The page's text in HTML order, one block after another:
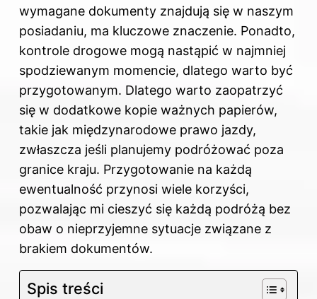
wymagane dokumenty znajdują się w naszym
posiadaniu, ma kluczowe znaczenie. Ponadto,
kontrole drogowe mogą nastąpić w najmniej
spodziewanym momencie, dlatego warto być
przygotowanym. Dlatego warto zaopatrzyć
się w dodatkowe kopie ważnych papierów,
takie jak międzynarodowe prawo jazdy,
zwłaszcza jeśli planujemy podróżować poza
granice kraju. Przygotowanie na każdą
ewentualność przynosi wiele korzyści,
pozwalając mi cieszyć się każdą podróżą bez
obaw o nieprzyjemne sytuacje związane z
brakiem dokumentów.
Spis treści